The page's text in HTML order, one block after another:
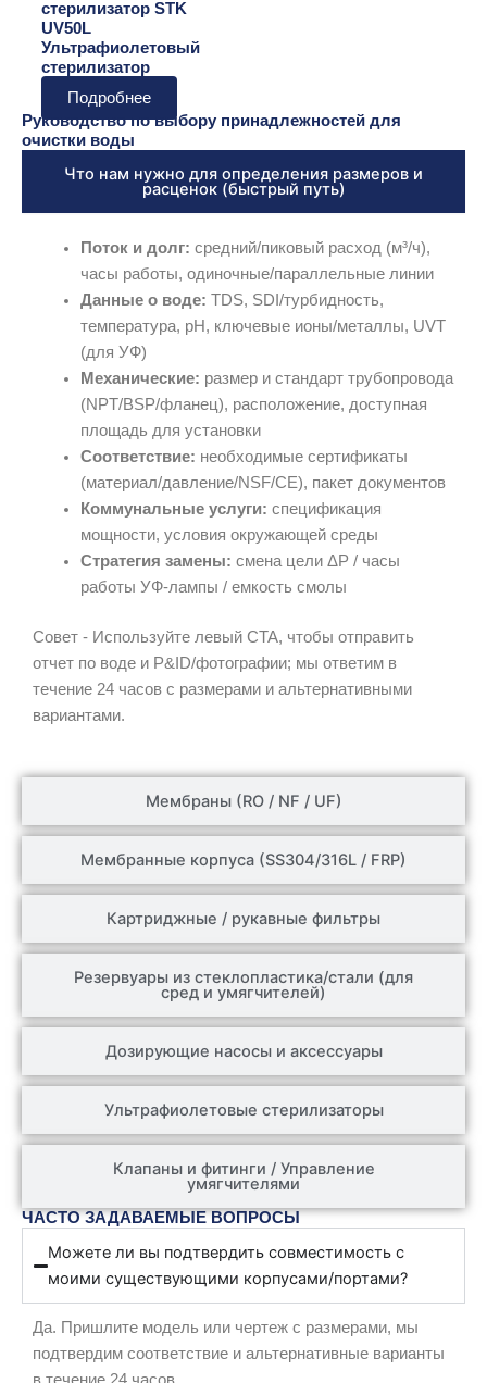
стерилизатор STK
UV50L
Ультрафиолетовый
стерилизатор
Подробнее
Руководство по выбору принадлежностей для
очистки воды
Что нам нужно для определения размеров и
расценок (быстрый путь)
Мембраны (RO / NF / UF)
Мембранные корпуса (SS304/316L / FRP)
Картриджные / рукавные фильтры
Резервуары из стеклопластика/стали (для
сред и умягчителей)
Дозирующие насосы и аксессуары
Ультрафиолетовые стерилизаторы
Клапаны и фитинги / Управление
умягчителями
Поток и долг: средний/пиковый расход (м³/ч),
часы работы, одиночные/параллельные линии
Данные о воде: TDS, SDI/турбидность,
температура, pH, ключевые ионы/металлы, UVT
(для УФ)
Механические: размер и стандарт трубопровода
(NPT/BSP/фланец), расположение, доступная
площадь для установки
Соответствие: необходимые сертификаты
(материал/давление/NSF/CE), пакет документов
Коммунальные услуги: спецификация
мощности, условия окружающей среды
Стратегия замены: смена цели ΔP / часы
работы УФ-лампы / емкость смолы
Совет - Используйте левый CTA, чтобы отправить
отчет по воде и P&ID/фотографии; мы ответим в
течение 24 часов с размерами и альтернативными
вариантами.
ЧАСТО ЗАДАВАЕМЫЕ ВОПРОСЫ
Можете ли вы подтвердить совместимость с
моими существующими корпусами/портами?
Да. Пришлите модель или чертеж с размерами, мы
подтвердим соответствие и альтернативные варианты